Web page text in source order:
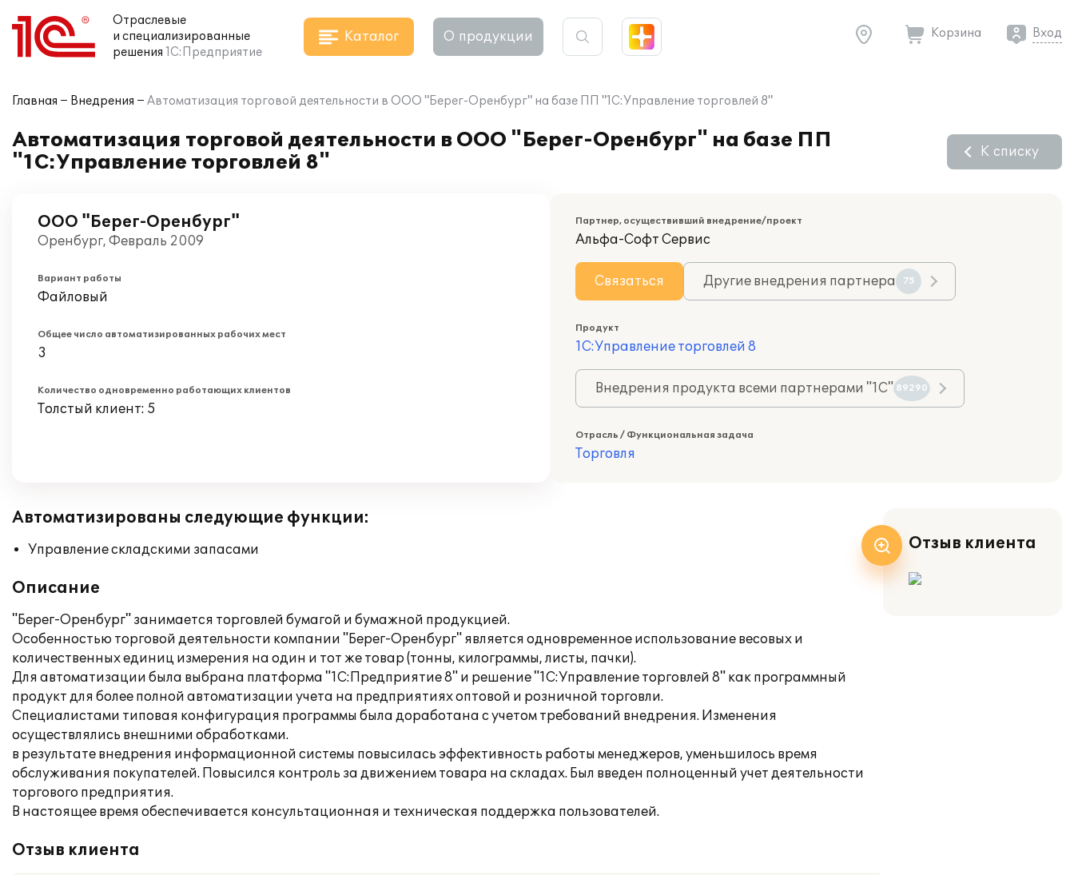
Отраслевые
и специализированные
решения 1С:Предприятие
Каталог О продукции Корзина Вход
Главная Внедрения Автоматизация торговой деятельности в ООО "Берег-Оренбург" на базе ПП "1С:Управление торговлей 8"
Автоматизация торговой деятельности в ООО "Берег-Оренбург" на базе ПП
"1С:Управление торговлей 8"
К списку
ООО "Берег-Оренбург"
Оренбург, Февраль 2009
Вариант работы
Файловый
Общее число автоматизированных рабочих мест
3
Количество одновременно работающих клиентов
Толстый клиент: 5
Партнер, осуществивший внедрение/проект
Альфа-Софт Сервис
Связаться Другие внедрения партнера 75
Продукт
1С:Управление торговлей 8
Внедрения продукта всеми партнерами "1С" 89290
Отрасль / Функциональная задача
Торговля
Автоматизированы следующие функции:
Управление складскими запасами
Описание
"Берег-Оренбург" занимается торговлей бумагой и бумажной продукцией.
Особенностью торговой деятельности компании "Берег-Оренбург" является одновременное использование весовых и
количественных единиц измерения на один и тот же товар (тонны, килограммы, листы, пачки).
Для автоматизации была выбрана платформа "1С:Предприятие 8" и решение "1С:Управление торговлей 8" как программный
продукт для более полной автоматизации учета на предприятиях оптовой и розничной торговли.
Специалистами типовая конфигурация программы была доработана с учетом требований внедрения. Изменения
осуществлялись внешними обработками.
в результате внедрения информационной системы повысилась эффективность работы менеджеров, уменьшилось время
обслуживания покупателей. Повысился контроль за движением товара на складах. Был введен полноценный учет деятельности
торгового предприятия.
В настоящее время обеспечивается консультационная и техническая поддержка пользователей.
Отзыв клиента
Отзыв клиента